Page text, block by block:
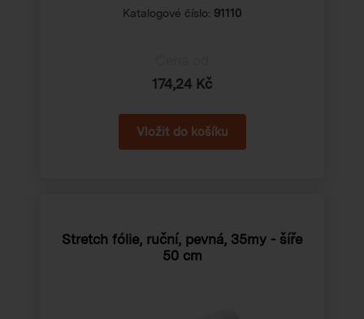
Katalogové číslo: 91110
174,24 Kč
Stretch fólie, ruční, pevná, 35my - šíře
50 cm